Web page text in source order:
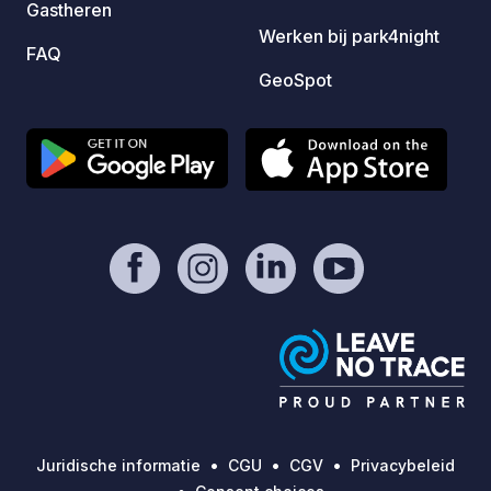
Gastheren
FAQ
Werken bij park4night
GeoSpot
Juridische informatie CGU CGV
Privacybeleid